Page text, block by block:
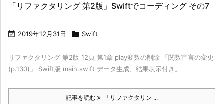
「リファクタリング 第2版」Swiftでコーディング その7
 2019年12月31日  Swift
リファクタリング 第2版 12頁 第1章 play変数の削除 「関数宣言の変更
(p.130)」 Swift版 main.swift データ生成、結果表示付き。
記事を読む 「リファクタリン ...